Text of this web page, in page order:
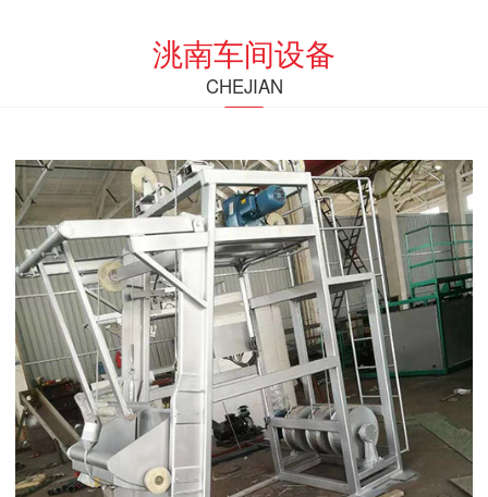
洮南车间设备
CHEJIAN